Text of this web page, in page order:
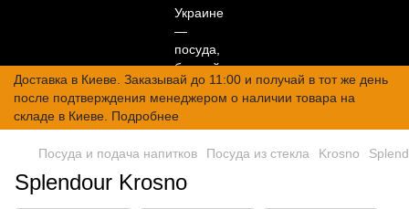
Доставка в Киеве. Заказывай до 11:00 и получай в тот же день
после подтверждения менеджером о наличии товара на
складе в Киеве. Подробнее
Посуда и подача напитков Посуда из стекла Krosno
Splendour Krosno